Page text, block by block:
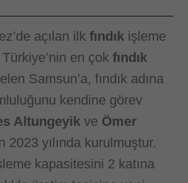
açılan ilk fındık işleme
en çok fındık
Samsun’a, fındık adına
kendine görev
Altungeyik ve Ömer
2023 yılında kurulmuştur.
kapasitesini 2 katına